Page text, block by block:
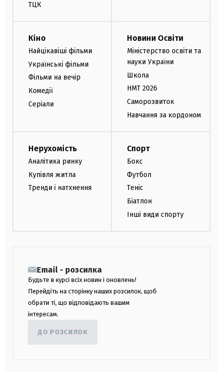
ТЦК
Кіно
Найцікавіші фільми
Українські фільми
Фільми на вечір
Комедії
Серіали
Новини Освіти
Міністерство освіти та
науки України
Школа
НМТ 2026
Саморозвиток
Навчання за кордоном
Нерухомість
Аналітика ринку
Купівля житла
Тренди і натхнення
Спорт
Бокс
Футбол
Теніс
Біатлон
Інші види спорту
Email - розсилка
Будьте в курсі всіх новин і оновлень!
Перейдіть на сторінку наших розсилок, щоб
обрати ті, що відповідають вашим
інтересам.
ДО РОЗСИЛОК